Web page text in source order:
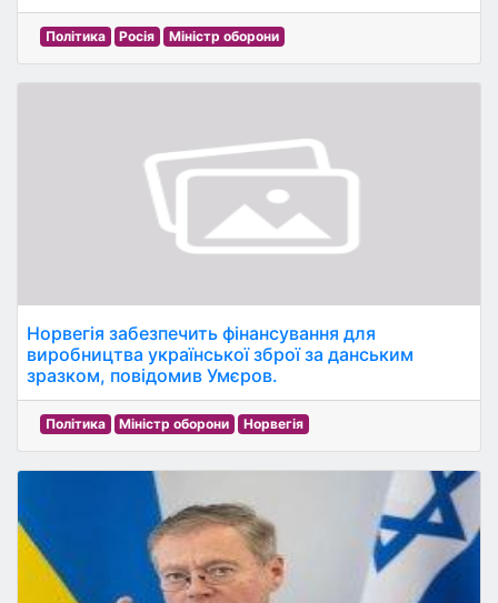
Політика Росія Міністр оборони
Норвегія забезпечить фінансування для
виробництва української зброї за данським
зразком, повідомив Умєров.
Політика Міністр оборони Норвегія